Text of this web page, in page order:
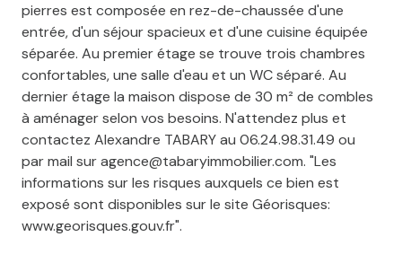
pierres est composée en rez-de-chaussée d'une
entrée, d'un séjour spacieux et d'une cuisine équipée
séparée. Au premier étage se trouve trois chambres
confortables, une salle d'eau et un WC séparé. Au
dernier étage la maison dispose de 30 m² de combles
à aménager selon vos besoins. N'attendez plus et
contactez Alexandre TABARY au 06.24.98.31.49 ou
par mail sur agence@tabaryimmobilier.com. "Les
informations sur les risques auxquels ce bien est
exposé sont disponibles sur le site Géorisques:
www.georisques.gouv.fr".